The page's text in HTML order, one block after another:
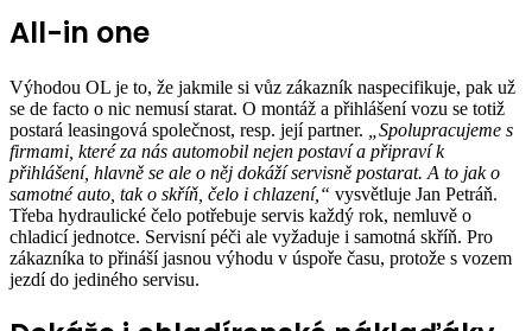
All-in one
Výhodou OL je to, že jakmile si vůz zákazník naspecifikuje, pak už
se de facto o nic nemusí starat. O montáž a přihlášení vozu se totiž
postará leasingová společnost, resp. její partner.
„Spolupracujeme s
firmami, které za nás automobil nejen postaví a připraví k
přihlášení, hlavně se ale o něj dokáží servisně postarat. A to jak o
samotné auto, tak o skříň, čelo i chlazení,“ vysvětluje Jan Petráň.
Třeba hydraulické čelo potřebuje servis každý rok, nemluvě o
chladicí jednotce. Servisní péči ale vyžaduje i samotná skříň. Pro
zákazníka to přináší jasnou výhodu v úspoře času, protože s vozem
jezdí do jediného servisu.